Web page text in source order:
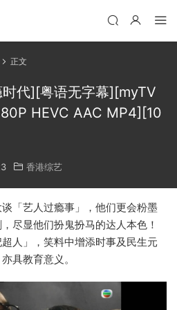
正文
代][粤语无字幕][myTV
HEVC AAC MP4][10
香港综艺
「艺人过瘾事」，他们更会粉墨
尽显他们扮鬼扮马的达人本色！
人」，笑料中增添时事及民生元
具教育意义。